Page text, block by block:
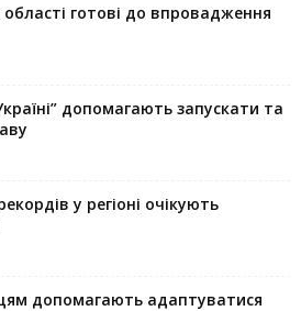
області готові до впровадження
допомагають запускaти та
у регіоні очікують
допомагають адаптуватися